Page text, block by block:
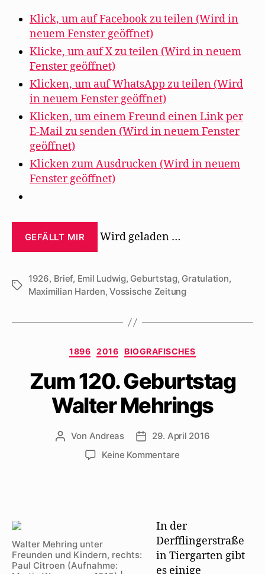
Klick, um auf Facebook zu teilen (Wird in
neuem Fenster geöffnet)
Klicke, um auf X zu teilen (Wird in neuem
Fenster geöffnet)
Klicken, um auf WhatsApp zu teilen (Wird
in neuem Fenster geöffnet)
Klicken, um einem Freund einen Link per
E-Mail zu senden (Wird in neuem Fenster
geöffnet)
Klicken zum Ausdrucken (Wird in neuem
Fenster geöffnet)
GEFÄLLT MIR Wird geladen …
Schlagwörter
1926, Brief, Emil Ludwig, Geburtstag, Gratulation,
Maximilian Harden,Vossische Zeitung
Kategorien
1896 2016 BIOGRAFISCHES
Zum 120. Geburtstag
Walter Mehrings
Beitragsautor
Von Andreas Beitragsdatum
29. April 2016
Keine Kommentarezu
Walter Mehring unter
Freunden und Kindern, rechts:
Paul Citroen (Aufnahme:
In der
Derfflingerstraße
in Tiergarten gibt
es einige